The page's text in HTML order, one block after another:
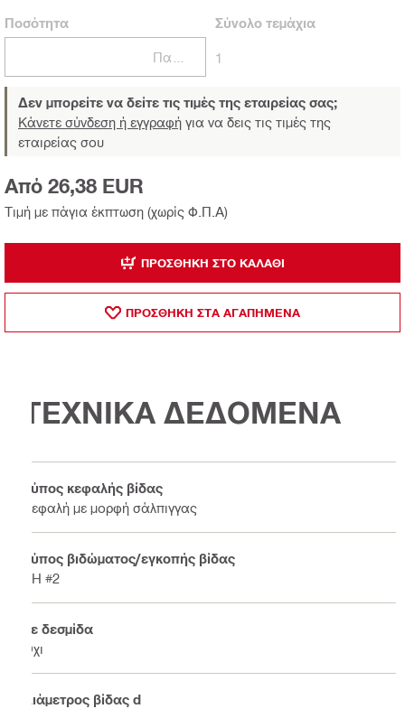
Ποσότητα Σύνολοτεμάχια
1
Δεν μπορείτε να δείτε τις τιμές της εταιρείας σας;
Κάνετε σύνδεση ή εγγραφή για να δεις τις τιμές της
εταιρείας σου
Τιμή με πάγια έκπτωση (χωρίς Φ.Π.Α)
Από 26,38 EUR
ΠΡΟΣΘΉΚΗ ΣΤΟ ΚΑΛΆΘΙ
ΠΡΟΣΘΗΚΗ ΣΤΑ ΑΓΑΠΗΜΕΝΑ
ΤΕΧΝΙΚΑ ΔΕΔΟΜΕΝΑ
Τύπος κεφαλής βίδας
Κεφαλή με μορφή σάλπιγγας
Τύπος βιδώματος/εγκοπής βίδας
PH #2
Σε δεσμίδα
Όχι
Διάμετρος βίδας d